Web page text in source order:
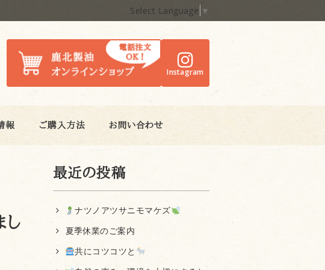
Select Language ▼
Instagram
報 ご購入方法 お問い合わせ
し
最近の投稿
ナツノアツサニモマケズ
夏季休業のご案内
共にコツコツと